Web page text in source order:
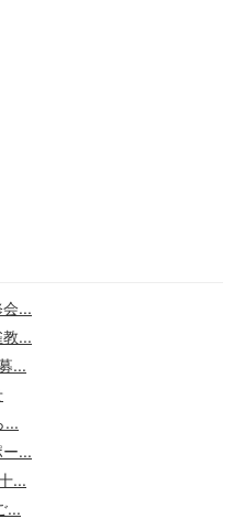
...
...
...
...
...
...
...